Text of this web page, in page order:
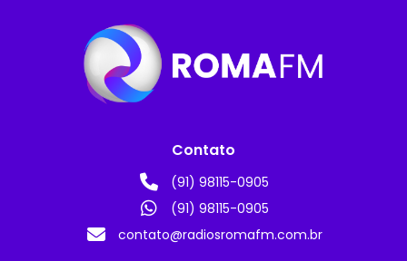
Contato
(91) 98115-0905
(91) 98115-0905
contato@radiosromafm.com.br